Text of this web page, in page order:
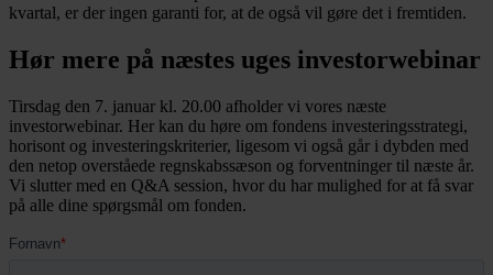
kvartal, er der ingen garanti for, at de også vil gøre det i fremtiden.
Hør mere på næstes uges investorwebinar
Tirsdag den 7. januar kl. 20.00 afholder vi vores næste
investorwebinar. Her kan du høre om fondens investeringsstrategi,
horisont og investeringskriterier, ligesom vi også går i dybden med
den netop overståede regnskabssæson og forventninger til næste år.
Vi slutter med en Q&A session, hvor du har mulighed for at få svar
på alle dine spørgsmål om fonden.